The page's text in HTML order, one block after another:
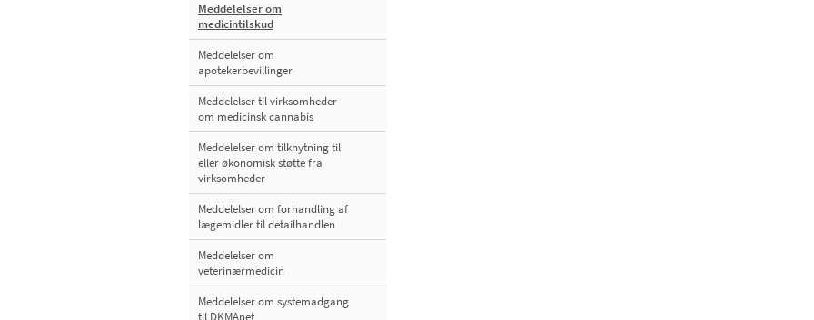
Meddelelser om
medicintilskud
Meddelelser om
apotekerbevillinger
Meddelelser til virksomheder
om medicinsk cannabis
Meddelelser om tilknytning til
eller økonomisk støtte fra
virksomheder
Meddelelser om forhandling af
lægemidler til detailhandlen
Meddelelser om
veterinærmedicin
Meddelelser om systemadgang